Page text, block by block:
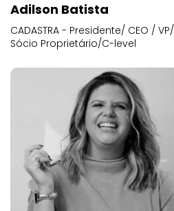
Adilson Batista
CADASTRA - Presidente/ CEO / VP/
Sócio Proprietário/C-level